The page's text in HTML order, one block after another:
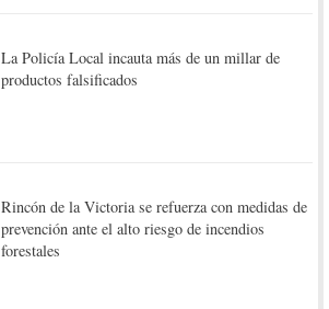
La Policía Local incauta más de un millar de
productos falsificados
Rincón de la Victoria se refuerza con medidas de
prevención ante el alto riesgo de incendios
forestales